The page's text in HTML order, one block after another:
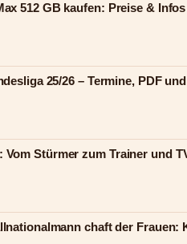
512 GB kaufen: Preise &
25/26 – Termine, PDF
Vom Stürmer zum Trainer und
chaft der Frauen: